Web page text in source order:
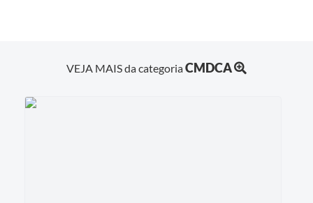
VEJA MAIS da categoriaCMDCA